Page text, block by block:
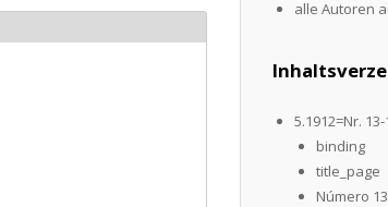
alle Autoren
5.1912=Nr. 13-
binding
title_page
Número 13